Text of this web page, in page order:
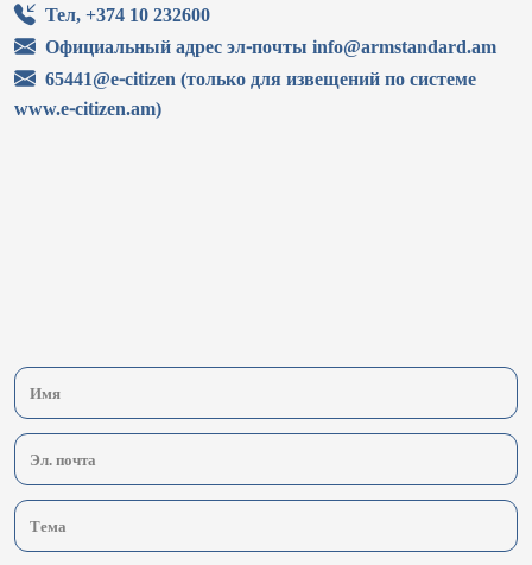
Тел, +374 10 232600
Официальный адрес эл-почты info@armstandard.am
65441@e-citizen (только для извещений по системе
www.e-citizen.am)